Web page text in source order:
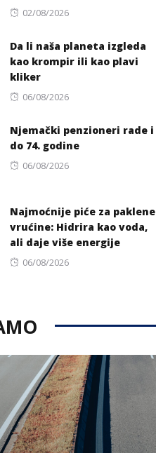
Posted
02/08/2026
Da li naša planeta izgleda
kao krompir ili kao plavi
kliker
Posted
06/08/2026
Njemački penzioneri rade i
do 74. godine
Posted
06/08/2026
Najmoćnije piće za paklene
vrućine: Hidrira kao voda,
ali daje više energije
Posted
06/08/2026